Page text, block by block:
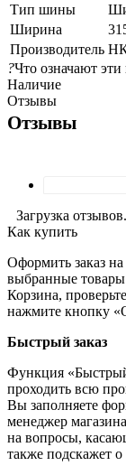
Тип шины
Ширина
Производитель
?Что означают
Наличие
Отзывы
Отзывы
Загрузка
Как купить
Оформить заказ
выбранные товары
Корзина,
нажмите кнопку
Быстрый заказ
Функция «Быстрый
проходить всю
Вы заполняете
менеджер
на вопросы,
также подскажет